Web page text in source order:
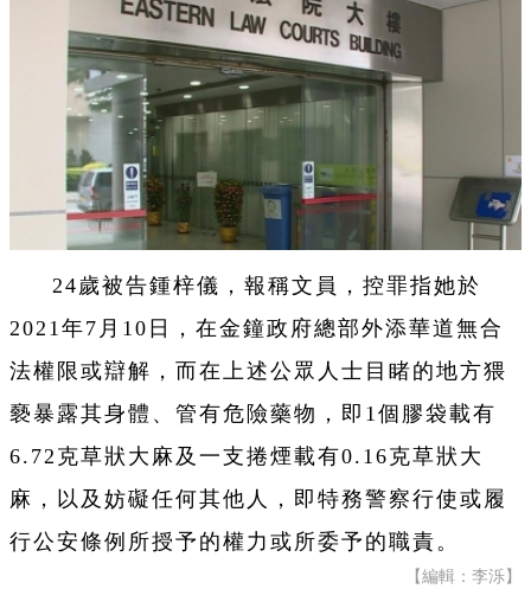
24歲被告鍾梓儀，報稱文員，控罪指她於
2021年7月10日，在金鐘政府總部外添華道無合
法權限或辯解，而在上述公眾人士目睹的地方猥
褻暴露其身體、管有危險藥物，即1個膠袋載有
6.72克草狀大麻及一支捲煙載有0.16克草狀大
麻，以及妨礙任何其他人，即特務警察行使或履
行公安條例所授予的權力或所委予的職責。
【編輯：李泺】